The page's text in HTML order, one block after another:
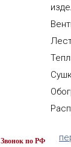
Звонок по РФ